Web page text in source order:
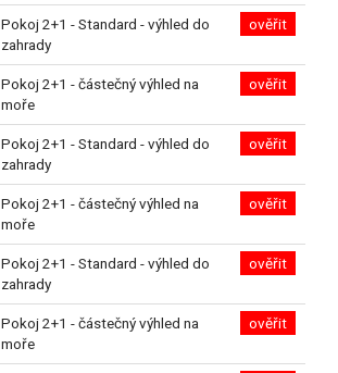
Pokoj 2+1 - Standard - výhled do
zahrady
ověřit
Pokoj 2+1 - částečný výhled na
moře
ověřit
Pokoj 2+1 - Standard - výhled do
zahrady
ověřit
Pokoj 2+1 - částečný výhled na
moře
ověřit
Pokoj 2+1 - Standard - výhled do
zahrady
ověřit
Pokoj 2+1 - částečný výhled na
moře
ověřit